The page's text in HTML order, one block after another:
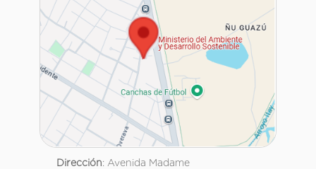
Dirección: Avenida Madame